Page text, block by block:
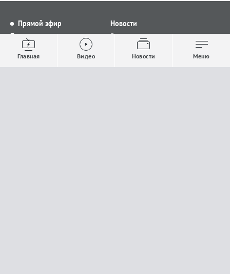
Прямой эфир
Видео
Выпуски новостей
Проекты
Новости
Все новости
Общество
Строительство и ЖКХ
Главная Видео Новости Меню